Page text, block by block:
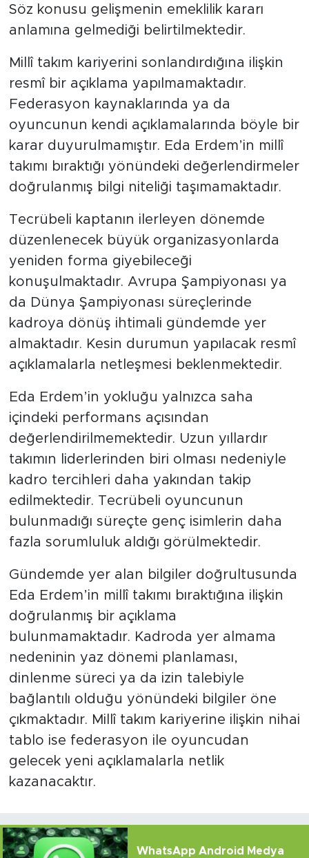
Söz konusu gelişmenin emeklilik kararı
anlamına gelmediği belirtilmektedir.
Millî takım kariyerini sonlandırdığına ilişkin
resmî bir açıklama yapılmamaktadır.
Federasyon kaynaklarında ya da
oyuncunun kendi açıklamalarında böyle bir
karar duyurulmamıştır. Eda Erdem’in millî
takımı bıraktığı yönündeki değerlendirmeler
doğrulanmış bilgi niteliği taşımamaktadır.
Tecrübeli kaptanın ilerleyen dönemde
düzenlenecek büyük organizasyonlarda
yeniden forma giyebileceği
konuşulmaktadır. Avrupa Şampiyonası ya
da Dünya Şampiyonası süreçlerinde
kadroya dönüş ihtimali gündemde yer
almaktadır. Kesin durumun yapılacak resmî
açıklamalarla netleşmesi beklenmektedir.
Eda Erdem’in yokluğu yalnızca saha
içindeki performans açısından
değerlendirilmemektedir. Uzun yıllardır
takımın liderlerinden biri olması nedeniyle
kadro tercihleri daha yakından takip
edilmektedir. Tecrübeli oyuncunun
bulunmadığı süreçte genç isimlerin daha
fazla sorumluluk aldığı görülmektedir.
Gündemde yer alan bilgiler doğrultusunda
Eda Erdem’in millî takımı bıraktığına ilişkin
doğrulanmış bir açıklama
bulunmamaktadır. Kadroda yer almama
nedeninin yaz dönemi planlaması,
dinlenme süreci ya da izin talebiyle
bağlantılı olduğu yönündeki bilgiler öne
çıkmaktadır. Millî takım kariyerine ilişkin nihai
tablo ise federasyon ile oyuncudan
gelecek yeni açıklamalarla netlik
kazanacaktır.
WhatsApp Android Medya